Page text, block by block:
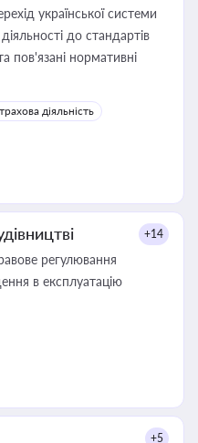
української системи
до стандартів
пов'язані нормативні
діяльність
+14
регулювання
в експлуатацію
+5